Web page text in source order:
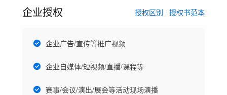
企业授权 授权区别 授权书范本
企业广告/宣传等推广视频
企业自媒体/短视频/直播/课程等
赛事/会议/演出/展会等活动现场演播